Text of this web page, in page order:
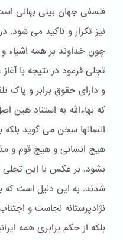
فلسفی جهان بینی بهائی
نیز تکرار و تاکید می شود.
چون خداوند بر همه اشیاء
تجلی فرمود در نتیجه با
و دارای حقوق برابر و
که بهاءالله به استناد هین
انسانها سخن می گوید بلکه
هیچ انسانی و هیچ قوم و
بشود. بر عکس با این تجلی
شدند. به این دلیل است که
نژادپرستانه نجاست و
بلکه از حکم برابری همه